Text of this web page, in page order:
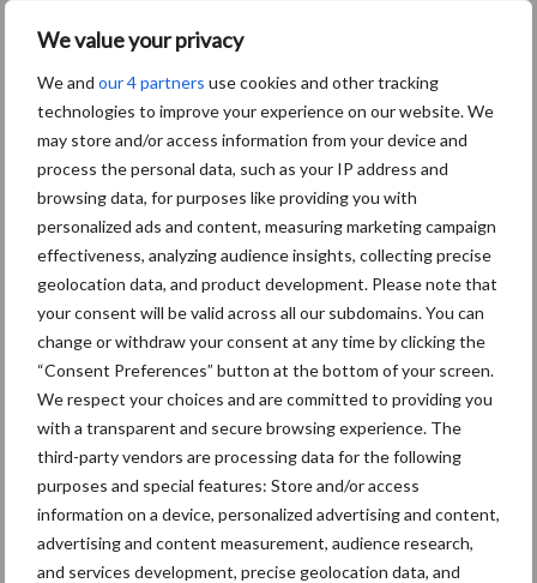
We value your privacy
We and our 4 partners use cookies and other tracking
technologies to improve your experience on our website. We
may store and/or access information from your device and
process the personal data, such as your IP address and
browsing data, for purposes like providing you with
personalized ads and content, measuring marketing campaign
effectiveness, analyzing audience insights, collecting precise
geolocation data, and product development. Please note that
your consent will be valid across all our subdomains. You can
change or withdraw your consent at any time by clicking the
“Consent Preferences” button at the bottom of your screen.
We respect your choices and are committed to providing you
with a transparent and secure browsing experience. The
third-party vendors are processing data for the following
purposes and special features: Store and/or access
information on a device, personalized advertising and content,
advertising and content measurement, audience research,
and services development, precise geolocation data, and
Van onze partner Yara
Opbrengst mais wordt veel
eerder bepaald dan tot nu
toe gedacht
Van onze partner Yara
In 4 eenvoudige stappen de
grasgroei volgen op je
Van onze partner Yara
Hoge prijzen en droogte:
hoe kan zwavel helpen bij
de bemesting?